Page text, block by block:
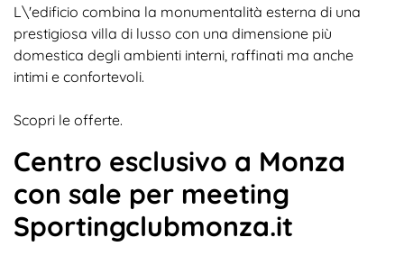
L\'edificio combina la monumentalità esterna di una
prestigiosa villa di lusso con una dimensione più
domestica degli ambienti interni, raffinati ma anche
intimi e confortevoli.
Scopri le offerte.
Centro esclusivo a Monza
con sale per meeting
Sportingclubmonza.it